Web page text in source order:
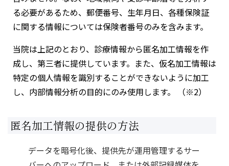
る必要があるため、郵便番号、生年月日、各種保険証
に関する情報については保険者番号のみを含みます。
当院は上記のとおり、診療情報から匿名加工情報を作
成し、第三者に提供しています。また、仮名加工情報は
特定の個人情報を識別することができないように加工
し、内部情報分析の目的にのみ使用します。 （※2）
匿名加工情報の提供の方法
データを暗号化後、提供先が運用管理するサー